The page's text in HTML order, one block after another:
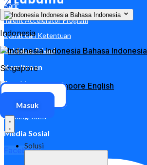
Indonesia Bahasa Indonesia
Indonesia
Indonesia Bahasa Indonesia
Singapore
Singapore English
Masuk
Solusi
Karir
Talent Accelerator Program
Syarat dan Ketentuan
Kebijakan Privasi
Kemitraan
Franchise
Hubungi Kami
Media Sosial
Facebook